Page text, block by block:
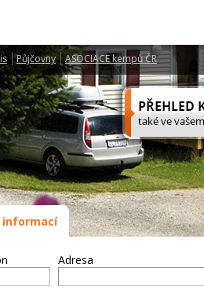
Půjčovny ASOCIACE kempů ČR
informací
Adresa